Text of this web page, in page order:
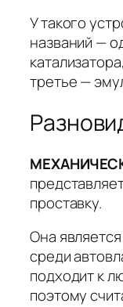
У такого
названий —
третье —
проставку.
Она
среди
подходит к
поэтому